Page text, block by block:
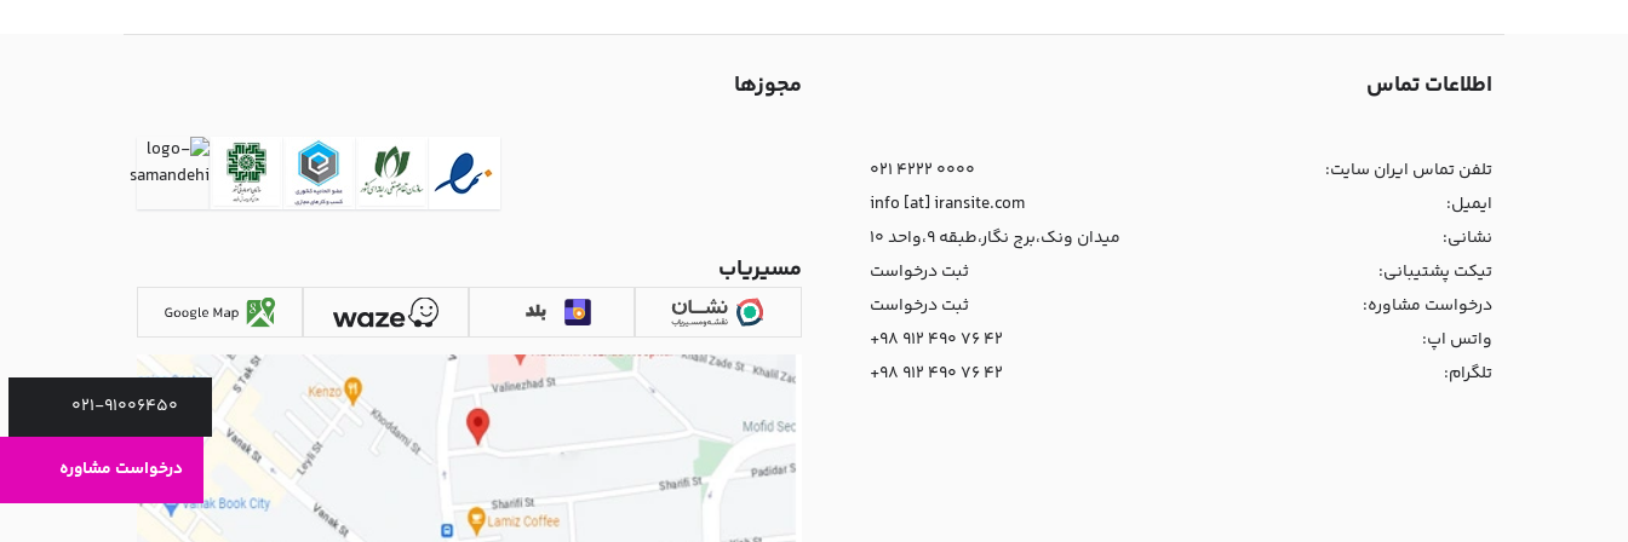
021-91006450
درخواست مشاوره
اطلاعات تماس
تلفن تماس ایران سایت:
021 4222 0000
ایمیل:
info [at] iransite.com
نشانی:
میدان ونک،برج نگار،طبقه 9،واحد 10
تیکت پشتیبانی:
ثبت درخواست
درخواست مشاوره:
ثبت درخواست
واتس اپ:
+98 912 490 76 42
تلگرام:
+98 912 490 76 42
مجوزها
مسیریاب